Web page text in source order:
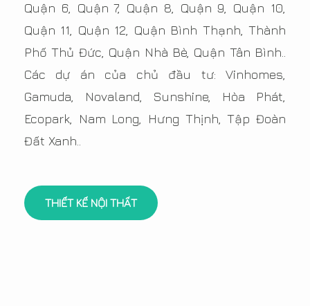
Quận 6, Quận 7, Quận 8, Quận 9, Quận 10,
Quận 11, Quận 12, Quận Bình Thạnh, Thành
Phố Thủ Đức, Quận Nhà Bè, Quận Tân Bình..
Các dự án của chủ đầu tư: Vinhomes,
Gamuda, Novaland, Sunshine, Hòa Phát,
Ecopark, Nam Long, Hưng Thịnh, Tập Đoàn
Đất Xanh..
THIẾT KẾ NỘI THẤT